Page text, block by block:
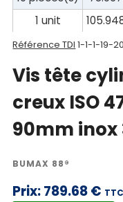
1 unit
Référence TDI 1-1-1-19-
Vis tête
creux ISO
90mm inox
BUMAX 88®
Prix:789.68 €